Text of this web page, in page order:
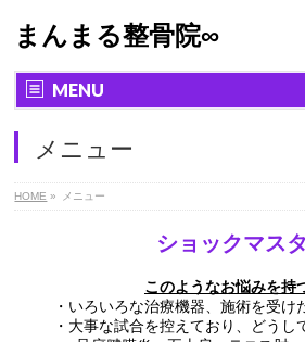
まんまる整骨院∞
MENU
メニュー
HOME » メニュー
ショックマス
このようなお悩みを持
・いろいろな治療機器、施術を受け
・大事な試合を控えており、どうし